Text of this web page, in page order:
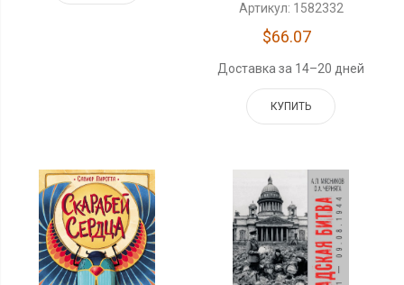
Артикул: 1582332
$66.07
Доставка за 14–20 дней
КУПИТЬ